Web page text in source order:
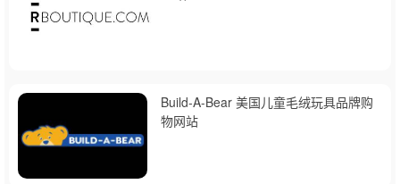
Build-A-Bear 美国儿童毛绒玩具品牌购
物网站